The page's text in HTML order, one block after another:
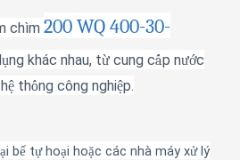
chìm 200 WQ 400-30-
ụng khác nhau, từ cung cấp nước
ệ thống công nghiệp.
ại bểtựhoại hoặc các nhà máy xửlý